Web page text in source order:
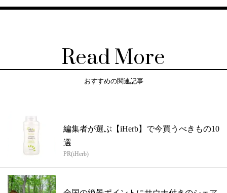
Read More
おすすめの関連記事
編集者が選ぶ【iHerb】で今買うべきもの10
選
PR(iHerb)